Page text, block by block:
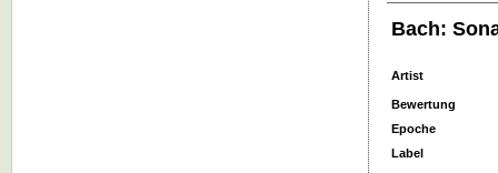
Bach:
Artist
Bewertung
Epoche
Label